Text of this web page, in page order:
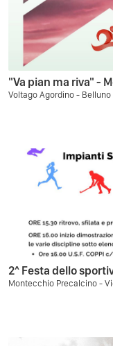
"Va pian ma riva" -
Voltago Agordino - Belluno
2^ Festa dello
Montecchio Precalcino -